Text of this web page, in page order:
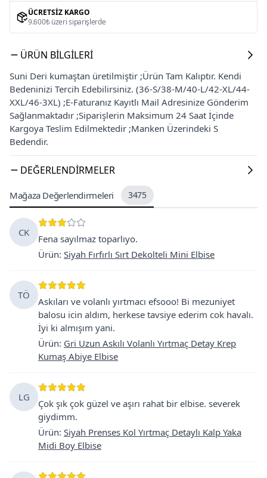
ÜCRETSIZ KARGO
9.600₺ üzeri siparişlerde
ÜRÜN BILGILERI
Suni Deri kumaştan üretilmiştir ;Ürün Tam Kalıptır. Kendi
Bedeninizi Tercih Edebilirsiniz. (36-S/38-M/40-L/42-XL/44-
XXL/46-3XL) ;E-Faturanız Kayıtlı Mail Adresinize Gönderim
Sağlanmaktadır ;Siparişlerin Maksimum 24 Saat İçinde
Kargoya Teslim Edilmektedir ;Manken Üzerindeki S
Bedendir.
DEĞERLENDIRMELER
Mağaza Değerlendirmeleri 3475
CK
Fena sayılmaz toparlıyo.
Ürün: Siyah Fırfırlı Sırt Dekolteli Mini Elbise
TÖ
Askıları ve volanlı yırtmacı efsooo! Bi mezuniyet
balosu icin aldım, herkese tavsiye ederim cok havalı.
İyi ki almışım yani.
Ürün: Gri Uzun Askılı Volanlı Yırtmaç Detay Krep
Kumaş Abiye Elbise
LG
Çok şık çok güzel ve aşırı rahat bir elbise. severek
giydimm.
Ürün: Siyah Prenses Kol Yırtmaç Detaylı Kalp Yaka
Midi Boy Elbise